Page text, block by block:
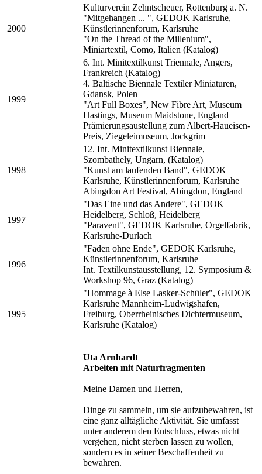
2000
Kulturverein Zehntscheuer, Rottenburg a. N.
"Mitgehangen ... ", GEDOK Karlsruhe,
Künstlerinnenforum, Karlsruhe
"On the Thread of the Millenium",
Miniartextil, Como, Italien (Katalog)
1999
6. Int. Minitextilkunst Triennale, Angers,
Frankreich (Katalog)
4. Baltische Biennale Textiler Miniaturen,
Gdansk, Polen
"Art Full Boxes", New Fibre Art, Museum
Hastings, Museum Maidstone, England
Prämierungsaustellung zum Albert-Haueisen-
Preis, Ziegeleimuseum, Jockgrim
1998
12. Int. Minitextilkunst Biennale,
Szombathely, Ungarn, (Katalog)
"Kunst am laufenden Band", GEDOK
Karlsruhe, Künstlerinnenforum, Karlsruhe
Abingdon Art Festival, Abingdon, England
1997
"Das Eine und das Andere", GEDOK
Heidelberg, Schloß, Heidelberg
"Paravent", GEDOK Karlsruhe, Orgelfabrik,
Karlsruhe-Durlach
1996
"Faden ohne Ende", GEDOK Karlsruhe,
Künstlerinnenforum, Karlsruhe
Int. Textilkunstausstellung, 12. Symposium &
Workshop 96, Graz (Katalog)
1995
"Hommage à Else Lasker-Schüler", GEDOK
Karlsruhe Mannheim-Ludwigshafen,
Freiburg, Oberrheinisches Dichtermuseum,
Karlsruhe (Katalog)
Uta Arnhardt
Arbeiten mit Naturfragmenten
Meine Damen und Herren,
Dinge zu sammeln, um sie aufzubewahren, ist
eine ganz alltägliche Aktivität. Sie umfasst
unter anderem den Entschluss, etwas nicht
vergehen, nicht sterben lassen zu wollen,
sondern es in seiner Beschaffenheit zu
bewahren.